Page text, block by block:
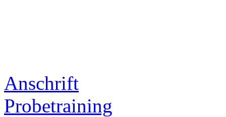
Anschrift
Probetraining